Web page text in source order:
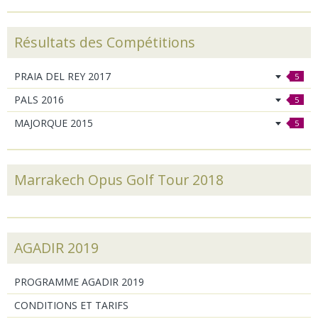
Résultats des Compétitions
PRAIA DEL REY 2017 5
PALS 2016 5
MAJORQUE 2015 5
Marrakech Opus Golf Tour 2018
AGADIR 2019
PROGRAMME AGADIR 2019
CONDITIONS ET TARIFS